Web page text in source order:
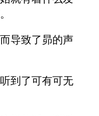
导致了昴的声
到了可有可无